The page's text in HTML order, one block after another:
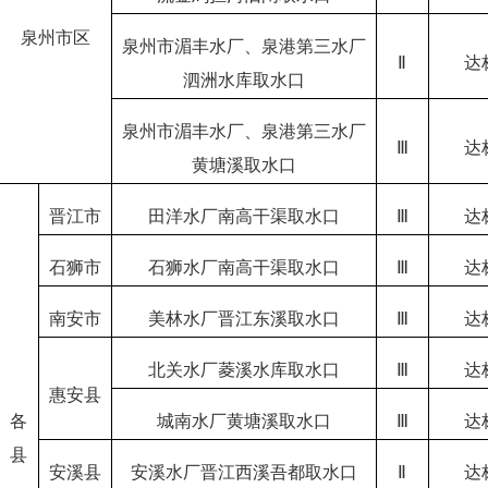
泉州市区
泉州市湄丰水厂、泉港第三水厂
泗洲水库取水口
达
泉州市湄丰水厂、泉港第三水厂
黄塘溪取水口
达
各
县
晋江市 田洋水厂南高干渠取水口 达
石狮市 石狮水厂南高干渠取水口 达
南安市 美林水厂晋江东溪取水口 达
惠安县
北关水厂菱溪水库取水口 达
城南水厂黄塘溪取水口 达
安溪县 安溪水厂晋江西溪吾都取水口 达